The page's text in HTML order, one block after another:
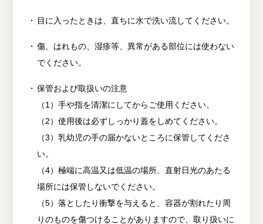
目に入ったときは、直ちに水で洗い流してください。
傷、はれもの、湿疹等、異常がある部位には使わない
でください。
保管および取扱いの注意
（1）手や指を清潔にしてからご使用ください。
（2）使用後は必ずしっかり蓋をしめてください。
（3）乳幼児の手の届かないところに保管してくださ
い。
（4）極端に高温又は低温の場所、直射日光のあたる
場所には保管しないでください。
（5）落としたり衝撃を与えると、容器が割れたり周
りのものを傷つけることがありますので、取り扱いに